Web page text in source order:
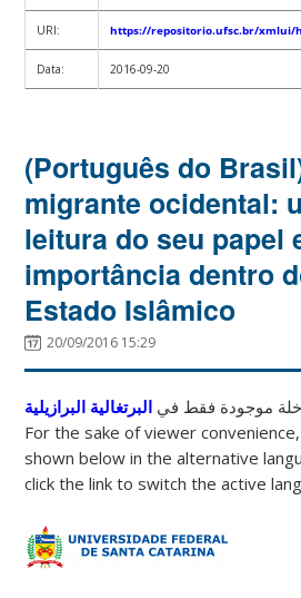
URI: https://repositorio.ufsc.br/xmlui/
Data: 2016-09-20
(Português do
migrante ocidental:
leitura do seu papel
importância dentro
Estado Islâmico
20/09/2016 15:29
موجودة فقط في البرتغالية البرازيلية
For the sake of viewer
shown below in the alternative
click the link to switch the active